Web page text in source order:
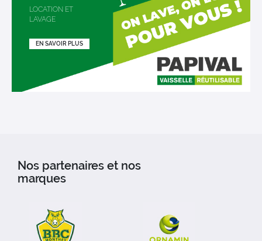
LOCATION ET
LAVAGE
EN SAVOIR PLUS
Nos partenaires et nos
marques